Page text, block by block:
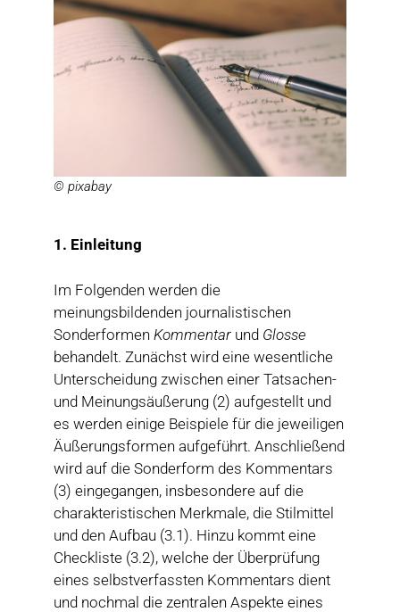
© pixabay
1. Einleitung
Im Folgenden werden die
meinungsbildenden journalistischen
Sonderformen Kommentar und Glosse
behandelt. Zunächst wird eine wesentliche
Unterscheidung zwischen einer Tatsachen-
und Meinungsäußerung (2) aufgestellt und
es werden einige Beispiele für die jeweiligen
Äußerungsformen aufgeführt. Anschließend
wird auf die Sonderform des Kommentars
(3) eingegangen, insbesondere auf die
charakteristischen Merkmale, die Stilmittel
und den Aufbau (3.1). Hinzu kommt eine
Checkliste (3.2), welche der Überprüfung
eines selbstverfassten Kommentars dient
und nochmal die zentralen Aspekte eines